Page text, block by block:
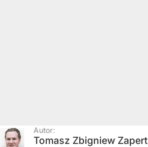
Autor:
Tomasz Zbigniew Zapert